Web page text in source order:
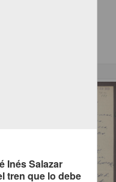
Inés Salazar
tren que lo debe